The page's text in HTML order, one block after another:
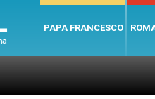
PAPA FRANCESCO